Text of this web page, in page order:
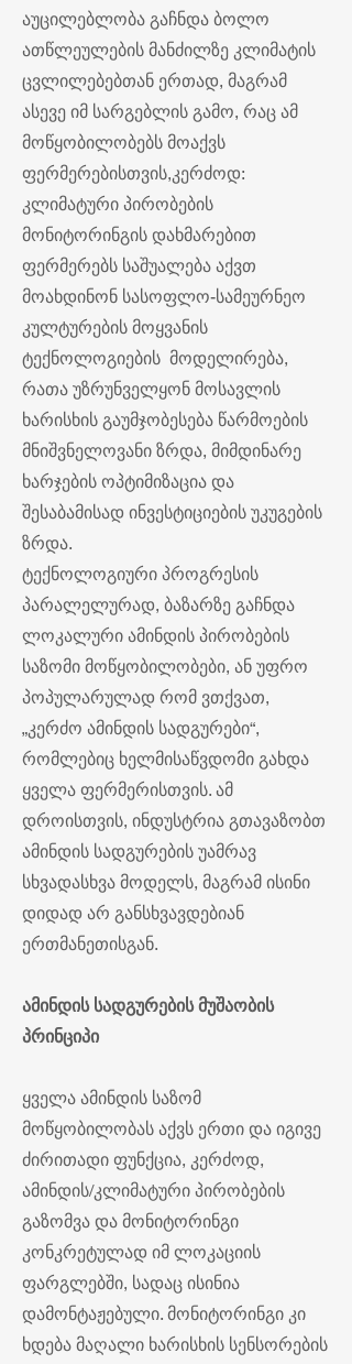
აუცილებლობა გაჩნდა ბოლო
ათწლეულების მანძილზე კლიმატის
ცვლილებებთან ერთად, მაგრამ
ასევე იმ სარგებლის გამო, რაც ამ
მოწყობილობებს მოაქვს
ფერმერებისთვის,კერძოდ:
კლიმატური პირობების
მონიტორინგის დახმარებით
ფერმერებს საშუალება აქვთ
მოახდინონ სასოფლო-სამეურნეო
კულტურების მოყვანის
ტექნოლოგიების მოდელირება,
რათა უზრუნველყონ მოსავლის
ხარისხის გაუმჯობესება წარმოების
მნიშვნელოვანი ზრდა, მიმდინარე
ხარჯების ოპტიმიზაცია და
შესაბამისად ინვესტიციების უკუგების
ზრდა.
ტექნოლოგიური პროგრესის
პარალელურად, ბაზარზე გაჩნდა
ლოკალური ამინდის პირობების
საზომი მოწყობილობები, ან უფრო
პოპულარულად რომ ვთქვათ,
„კერძო ამინდის სადგურები“,
რომლებიც ხელმისაწვდომი გახდა
ყველა ფერმერისთვის. ამ
დროისთვის, ინდუსტრია გთავაზობთ
ამინდის სადგურების უამრავ
სხვადასხვა მოდელს, მაგრამ ისინი
დიდად არ განსხვავდებიან
ერთმანეთისგან.
ამინდის სადგურების მუშაობის
პრინციპი
ყველა ამინდის საზომ
მოწყობილობას აქვს ერთი და იგივე
ძირითადი ფუნქცია, კერძოდ,
ამინდის/კლიმატური პირობების
გაზომვა და მონიტორინგი
კონკრეტულად იმ ლოკაციის
ფარგლებში, სადაც ისინია
დამონტაჟებული. მონიტორინგი კი
ხდება მაღალი ხარისხის სენსორების